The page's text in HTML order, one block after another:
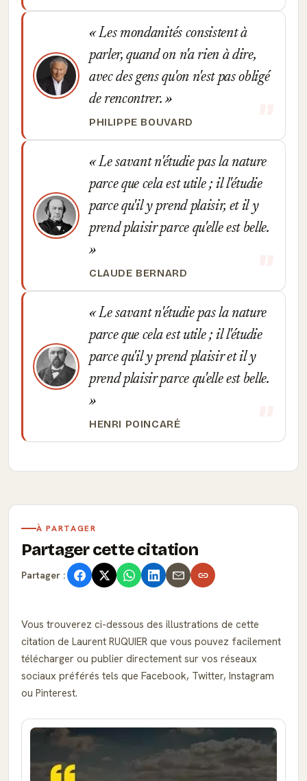
Les mondanités consistent à
parler, quand on n'a rien à dire,
avec des gens qu'on n'est pas obligé
de rencontrer.
PHILIPPE BOUVARD
Le savant n'étudie pas la nature
parce que cela est utile ; il l'étudie
parce qu'il y prend plaisir, et il y
prend plaisir parce qu'elle est belle.
CLAUDE BERNARD
Le savant n'étudie pas la nature
parce que cela est utile ; il l'étudie
parce qu'il y prend plaisir et il y
prend plaisir parce qu'elle est belle.
HENRI POINCARÉ
À PARTAGER
Partager cette citation
Partager :
Vous trouverez ci-dessous des illustrations de cette
citation de Laurent RUQUIER que vous pouvez facilement
télécharger ou publier directement sur vos réseaux
sociaux préférés tels que Facebook, Twitter, Instagram
ou Pinterest.